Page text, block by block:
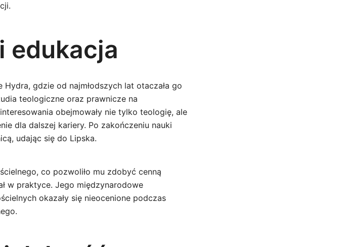
edukacja
gdzie od najmłodszych lat otaczała go
teologiczne oraz prawnicze na
obejmowały nie tylko teologię, ale
dla dalszej kariery. Po zakończeniu nauki
udając się do Lipska.
co pozwoliło mu zdobyć cenną
w praktyce. Jego międzynarodowe
okazały się nieocenione podczas